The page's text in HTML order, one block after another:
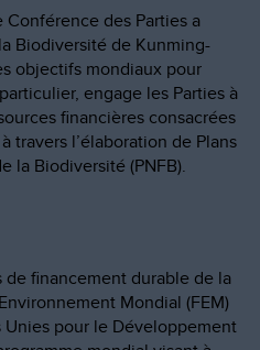
des Parties a
Biodiversité de Kunming-
objectifs mondiaux pour
engage les Parties à
financières consacrées
travers l’élaboration de Plans
la Biodiversité (PNFB).
financement durable de la
Mondial (FEM)
pour le Développement